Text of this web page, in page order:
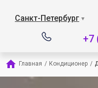
Санкт-Петербург ▼
+7
Главная / Кондиционер /